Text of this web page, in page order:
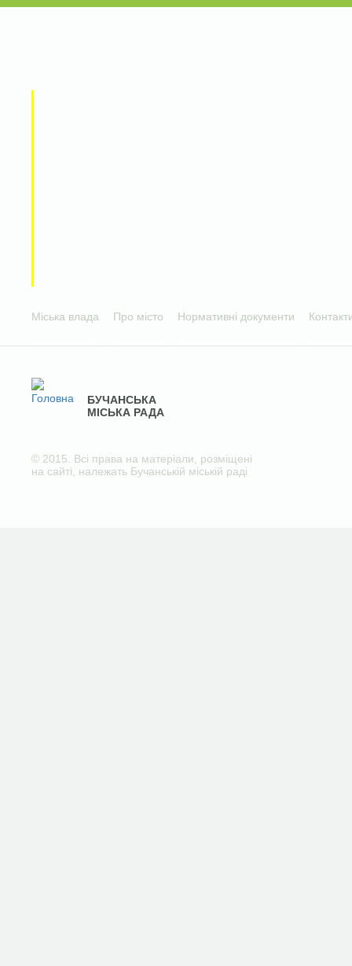
Міська влада Про місто Нормативні документи
БУЧАНСЬКА
МІСЬКА РАДА
© 2015. Всі права на матеріали, розміщені
на сайті, належать Бучанській міській раді